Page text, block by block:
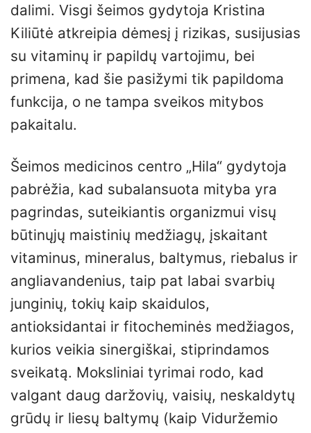
dalimi. Visgi šeimos gydytoja Kristina
Kiliūtė atkreipia dėmesį į rizikas, susijusias
su vitaminų ir papildų vartojimu, bei
primena, kad šie pasižymi tik papildoma
funkcija, o ne tampa sveikos mitybos
pakaitalu.
Šeimos medicinos centro „Hila“ gydytoja
pabrėžia, kad subalansuota mityba yra
pagrindas, suteikiantis organizmui visų
būtinųjų maistinių medžiagų, įskaitant
vitaminus, mineralus, baltymus, riebalus ir
angliavandenius, taip pat labai svarbių
junginių, tokių kaip skaidulos,
antioksidantai ir fitocheminės medžiagos,
kurios veikia sinergiškai, stiprindamos
sveikatą. Moksliniai tyrimai rodo, kad
valgant daug daržovių, vaisių, neskaldytų
grūdų ir liesų baltymų (kaip Viduržemio